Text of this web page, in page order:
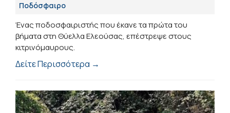
Ποδόσφαιρο
Ένας ποδοσφαιριστής που έκανε τα πρώτα του
βήματα στη Θύελλα Ελεούσας, επέστρεψε στους
κιτρινόμαυρους.
Δείτε Περισσότερα →